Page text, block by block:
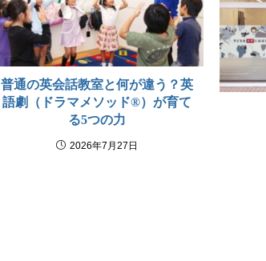
普通の英会話教室と何が違う？英
語劇（ドラマメソッド®）が育て
る5つの力
2026年7月27日